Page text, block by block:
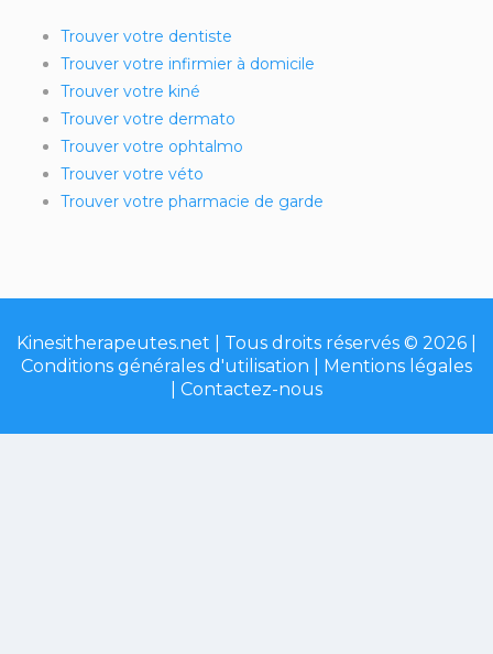
Trouver votre dentiste
Trouver votre infirmier à domicile
Trouver votre kiné
Trouver votre dermato
Trouver votre ophtalmo
Trouver votre véto
Trouver votre pharmacie de garde
Kinesitherapeutes.net | Tous droits réservés © 2026 |
Conditions générales d'utilisation
Mentions légales
Contactez-nous